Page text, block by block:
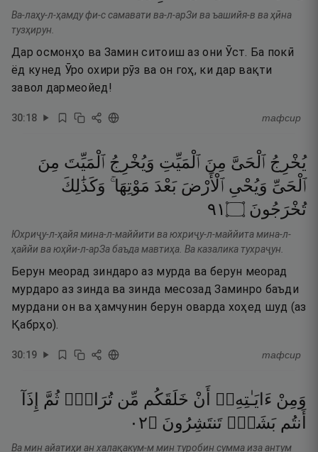
Ва-лаҳу-л-ҳамду фи-с самавати ва-л-арЗи ва ъашийя-в ва ҳӣна
тузҳирун.
Дар осмонҳо ва Замин ситоиш аз они Ӯст. Ба покӣ
ёд кунед Ӯро охири рӯз ва он гоҳ, ки дар вақти
завол дармеойед!
30:18 тафсир
يُخْرِجُ ٱلْحَىَّ مِنَ ٱلْمَيِّتِ وَيُخْرِجُ ٱلْمَيِّتَ مِنَ
ٱلْحَىِّ وَيُحْىِ ٱلْأَرْضَ بَعْدَ مَوْتِهَا ۚ وَكَذَٰلِكَ
تُخْرَجُونَ ۝١٩
Юхриҷу-л-ҳайя мина-л-маййити ва юхриҷу-л-маййита мина-л-
ҳаййи ва юҳйи-л-арЗа баъда мавтиҳа. Ва казалика тухраҷун.
Берун меорад зиндаро аз мурда ва берун меорад
мурдаро аз зинда ва зинда месозад Заминро баъди
мурдани он ва ҳамчунин берун оварда хоҳед шуд (аз
Қабрҳо).
30:19 тафсир
وَمِنْ ءَايَـٰتِهِۦٓ أَنْ خَلَقَكُم مِّن تُرَابٍۢ ثُمَّ
إِذَآ
أَنتُم بَشَرٌۭ تَنتَشِرُونَ ۝٢٠
Ва мин айатиҳи ан халақакум-м мин туробин сумма иза антум